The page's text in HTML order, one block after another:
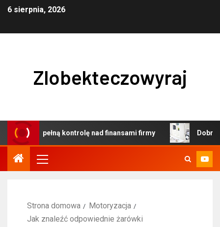
6 sierpnia, 2026
Zlobekteczowyraj
i pełną kontrolę nad finansami firmy Dobrze
Strona domowa
Motoryzacja
Jak znaleźć odpowiednie żarówki